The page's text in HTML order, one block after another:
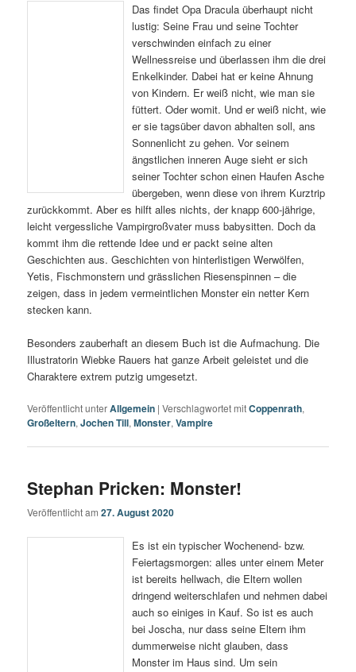
Das findet Opa Dracula überhaupt nicht
lustig: Seine Frau und seine Tochter
verschwinden einfach zu einer
Wellnessreise und überlassen ihm die drei
Enkelkinder. Dabei hat er keine Ahnung
von Kindern. Er weiß nicht, wie man sie
füttert. Oder womit. Und er weiß nicht, wie
er sie tagsüber davon abhalten soll, ans
Sonnenlicht zu gehen. Vor seinem
ängstlichen inneren Auge sieht er sich
seiner Tochter schon einen Haufen Asche
übergeben, wenn diese von ihrem Kurztrip
zurückkommt. Aber es hilft alles nichts, der knapp 600-jährige,
leicht vergessliche Vampirgroßvater muss babysitten. Doch da
kommt ihm die rettende Idee und er packt seine alten
Geschichten aus. Geschichten von hinterlistigen Werwölfen,
Yetis, Fischmonstern und grässlichen Riesenspinnen – die
zeigen, dass in jedem vermeintlichen Monster ein netter Kern
stecken kann.
Besonders zauberhaft an diesem Buch ist die Aufmachung. Die
Illustratorin Wiebke Rauers hat ganze Arbeit geleistet und die
Charaktere extrem putzig umgesetzt.
Veröffentlicht unterAllgemein |Verschlagwortet mitCoppenrath,
Großeltern,Jochen Till,Monster,Vampire
Stephan Pricken: Monster!
Veröffentlicht am27. August 2020
Es ist ein typischer Wochenend- bzw.
Feiertagsmorgen: alles unter einem Meter
ist bereits hellwach, die Eltern wollen
dringend weiterschlafen und nehmen dabei
auch so einiges in Kauf. So ist es auch
bei Joscha, nur dass seine Eltern ihm
dummerweise nicht glauben, dass
Monster im Haus sind. Um sein